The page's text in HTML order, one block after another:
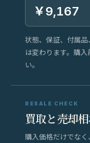
￥9,167
状態、保証、付属
は変わります。購
い。
RESALE CHECK
買取と売却
購入価格だけでな